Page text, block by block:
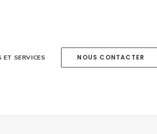
ET SERVICES NOUS CONTACTER